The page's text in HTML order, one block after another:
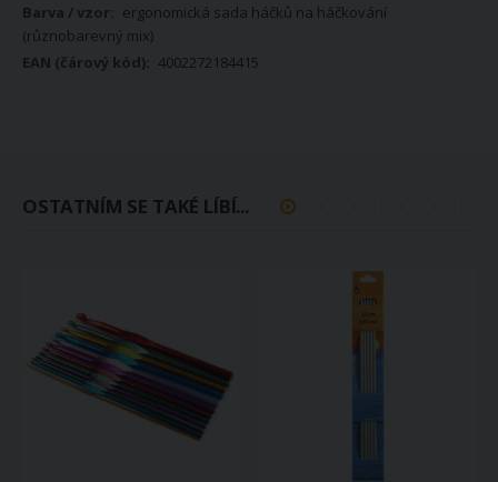
ergonomická sada háčků na háčkování
(různobarevný mix)
4002272184415
OSTATNÍM SE TAKÉ LÍBÍ...